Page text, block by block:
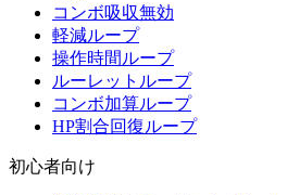
コンボ吸収無効
軽減ループ
操作時間ループ
ルーレットループ
コンボ加算ループ
HP割合回復ループ
初心者向け